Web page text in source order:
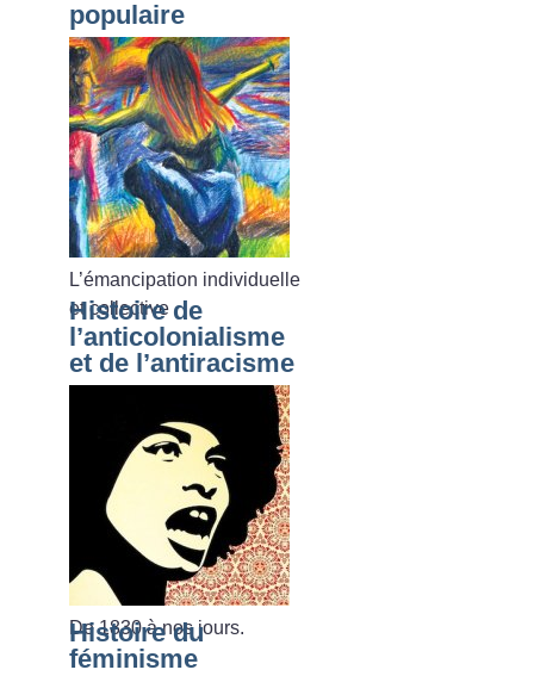
populaire
L’émancipation individuelle
et collective
Histoire de
l’anticolonialisme
et de l’antiracisme
De 1830 à nos jours.
Histoire du
féminisme